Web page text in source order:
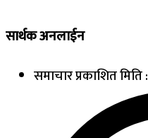
सार्थक अनलाईन
समाचार प्रकाशित मिति :